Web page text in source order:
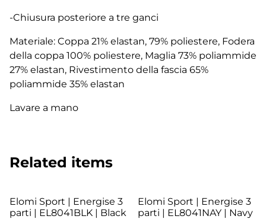
-Chiusura posteriore a tre ganci
Materiale: Coppa 21% elastan, 79% poliestere, Fodera
della coppa 100% poliestere, Maglia 73% poliammide
27% elastan, Rivestimento della fascia 65%
poliammide 35% elastan
Lavare a mano
Related items
Elomi Sport | Energise 3
parti | EL8041BLK | Black
Elomi Sport | Energise 3
parti | EL8041NAY | Navy